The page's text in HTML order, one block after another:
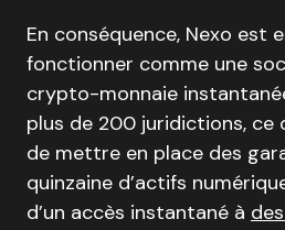
En conséquence, Nexo est
fonctionner comme une
crypto-monnaie
plus de 200 juridictions, ce
de mettre en place des
quinzaine d’actifs
d’un accès instantané à